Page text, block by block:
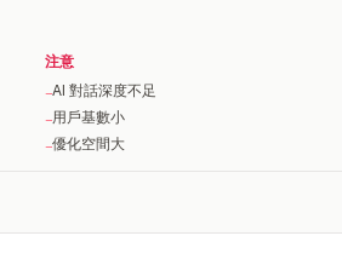
注意
−AI 對話深度不足
−用戶基數小
−優化空間大